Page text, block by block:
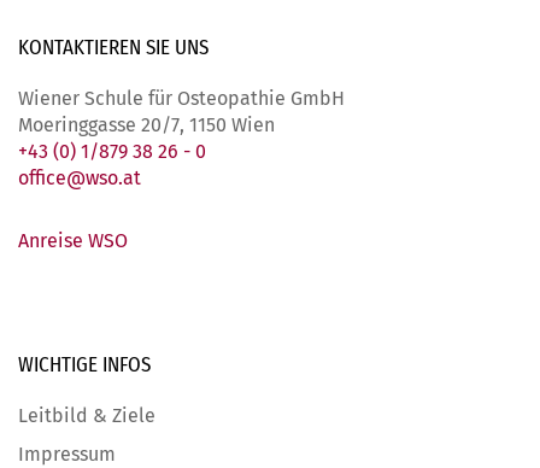
KONTAKTIEREN SIE UNS
Wiener Schule für Osteopathie GmbH
Moeringgasse 20/7, 1150 Wien
+43 (0) 1/879 38 26 - 0
office@wso.at
Anreise WSO
WICHTIGE INFOS
Leitbild & Ziele
Impressum